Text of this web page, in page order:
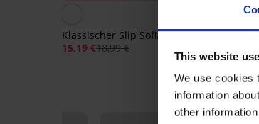
This website
We use cookies
information
other
Klassischer Slip Sofia 01
15,19 €18,99 €